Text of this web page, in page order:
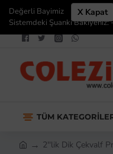
Danışmanlığı
TÜM
X Kapat
Değerli Bayimiz
Sistemdeki Şuanki Bakiyeniz:
2''lik Dik Çekvalf